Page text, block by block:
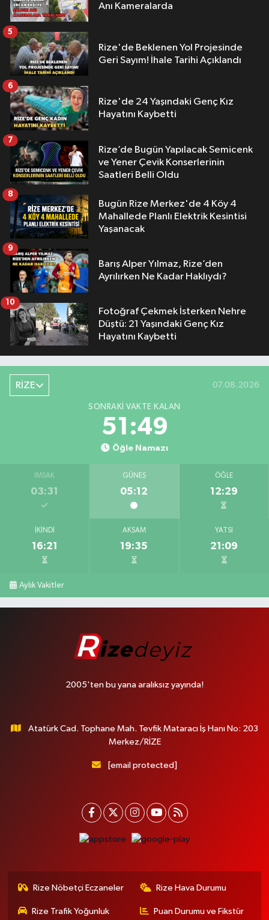
Anı Kameralarda
Rize'de Beklenen Yol Projesinde
Geri Sayım! İhale Tarihi Açıklandı
5
Rize'de 24 Yaşındaki Genç Kız
Hayatını Kaybetti
6
Rize’de Bugün Yapılacak Semicenk
ve Yener Çevik Konserlerinin
Saatleri Belli Oldu
7
Bugün Rize Merkez'de 4 Köy 4
Mahallede Planlı Elektrik Kesintisi
Yaşanacak
8
Barış Alper Yılmaz, Rize’den
Ayrılırken Ne Kadar Haklıydı?
9
Fotoğraf Çekmek İsterken Nehre
Düştü: 21 Yaşındaki Genç Kız
Hayatını Kaybetti
10
RİZE 07.08.2026
SONRAKI VAKTE KALAN
51:48
Öğle Namazı
İMSAK
03:31
GÜNEŞ
05:12
ÖĞLE
12:29
İKINDI
16:21
AKŞAM
19:35
YATSI
21:09
Aylık Vakitler
2005'ten bu yana aralıksız yayında!
Atatürk Cad. Tophane Mah. Tevfik Mataracı İş Hanı No: 203
Merkez/RİZE
[email protected]
Rize Nöbetçi Eczaneler Rize Hava Durumu
Rize Trafik Yoğunluk Puan Durumu ve Fikstür